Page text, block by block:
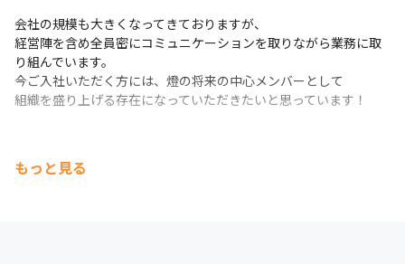
会社の規模も大きくなってきておりますが、
経営陣を含め全員密にコミュニケーションを取りながら業務に取
り組んでいます。
今ご入社いただく方には、燈の将来の中心メンバーとして
組織を盛り上げる存在になっていただきたいと思っています！
もっと見る